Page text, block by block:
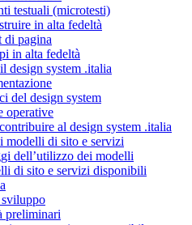
testuali (microtesti)
in alta fedeltà
di pagina
in alta fedeltà
design system .italia
del design system
operative
al design system .italia
modelli di sito e servizi
dell’utilizzo dei modelli
di sito e servizi disponibili
preliminari